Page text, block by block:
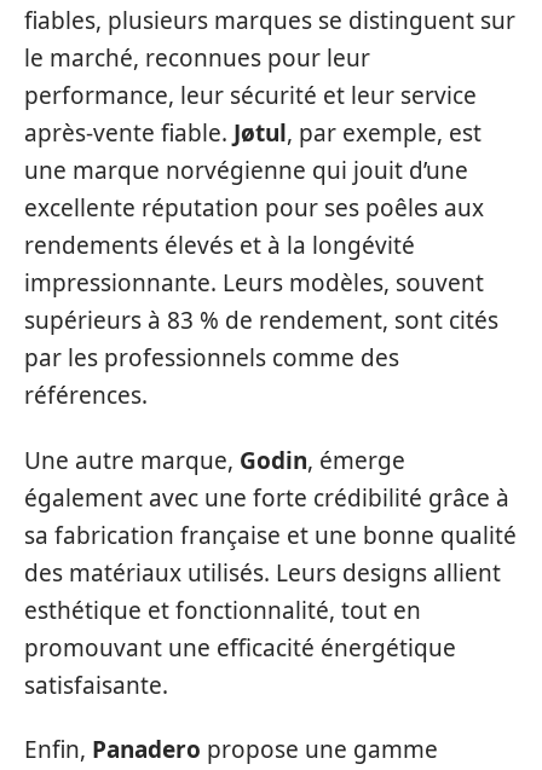
fiables, plusieurs marques se distinguent sur
le marché, reconnues pour leur
performance, leur sécurité et leur service
après-vente fiable. Jøtul, par exemple, est
une marque norvégienne qui jouit d’une
excellente réputation pour ses poêles aux
rendements élevés et à la longévité
impressionnante. Leurs modèles, souvent
supérieurs à 83 % de rendement, sont cités
par les professionnels comme des
références.
Une autre marque, Godin, émerge
également avec une forte crédibilité grâce à
sa fabrication française et une bonne qualité
des matériaux utilisés. Leurs designs allient
esthétique et fonctionnalité, tout en
promouvant une efficacité énergétique
satisfaisante.
Enfin, Panadero propose une gamme